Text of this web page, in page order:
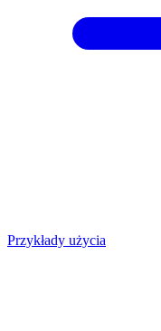
Przykłady użycia